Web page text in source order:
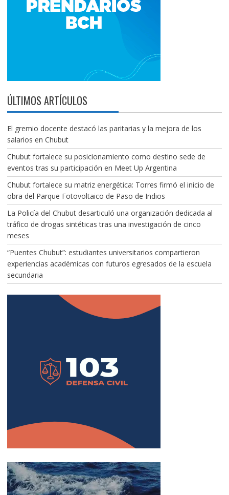
ÚLTIMOS ARTÍCULOS
El gremio docente destacó las paritarias y la mejora de los
salarios en Chubut
Chubut fortalece su posicionamiento como destino sede de
eventos tras su participación en Meet Up Argentina
Chubut fortalece su matriz energética: Torres firmó el inicio de
obra del Parque Fotovoltaico de Paso de Indios
La Policía del Chubut desarticuló una organización dedicada al
tráfico de drogas sintéticas tras una investigación de cinco
meses
“Puentes Chubut”: estudiantes universitarios compartieron
experiencias académicas con futuros egresados de la escuela
secundaria